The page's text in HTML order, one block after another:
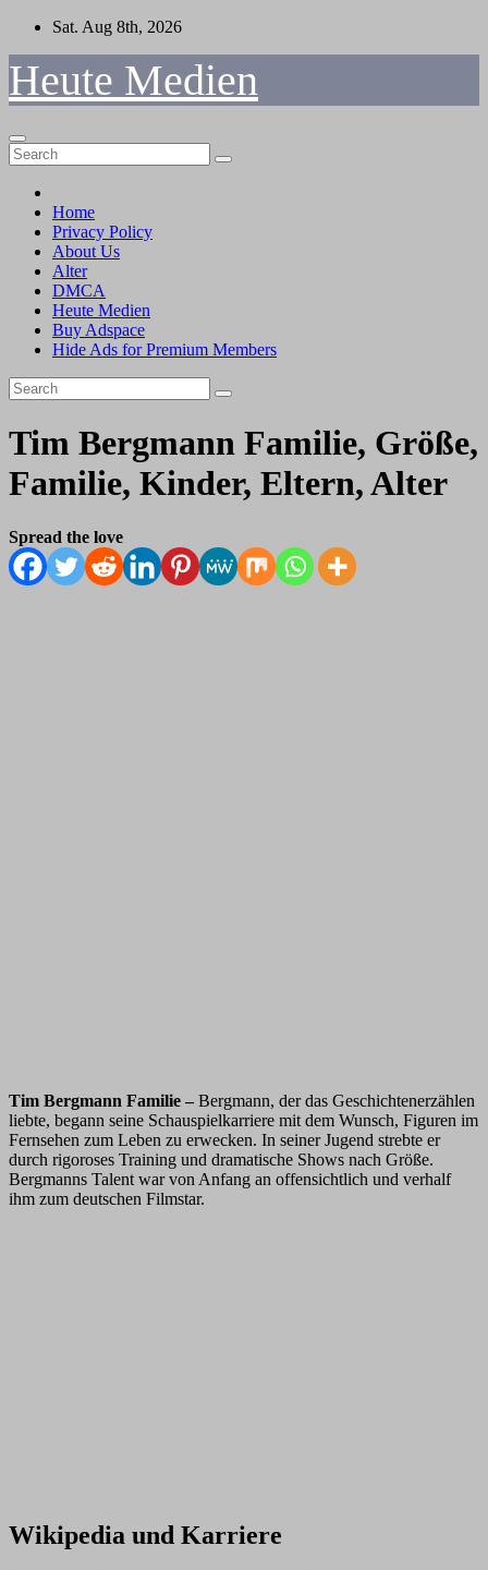
Skip
content
Sat. Aug 8th, 2026
Heute Medien
Home
Privacy Policy
About Us
Alter
DMCA
Heute Medien
Buy Adspace
Hide Ads for Premium Members
Tim Bergmann Familie, Größe,
Familie, Kinder, Eltern, Alter
Spread the love
Tim Bergmann Familie – Bergmann, der das Geschichtenerzählen
liebte, begann seine Schauspielkarriere mit dem Wunsch, Figuren im
Fernsehen zum Leben zu erwecken. In seiner Jugend strebte er
durch rigoroses Training und dramatische Shows nach Größe.
Bergmanns Talent war von Anfang an offensichtlich und verhalf
ihm zum deutschen Filmstar.
Wikipedia und Karriere